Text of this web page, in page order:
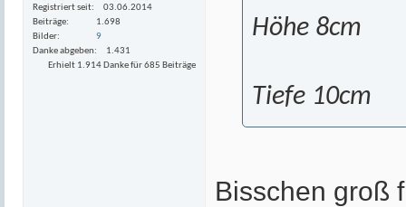
Registriert seit
03.06.2014
Beiträge
1.698
Bilder
9
Danke abgeben
1.431
Erhielt 1.914 Danke für 685 Beiträge
Höhe 8cm
Tiefe 10cm
Bisschen groß